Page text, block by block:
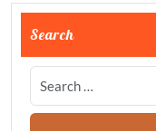
Search